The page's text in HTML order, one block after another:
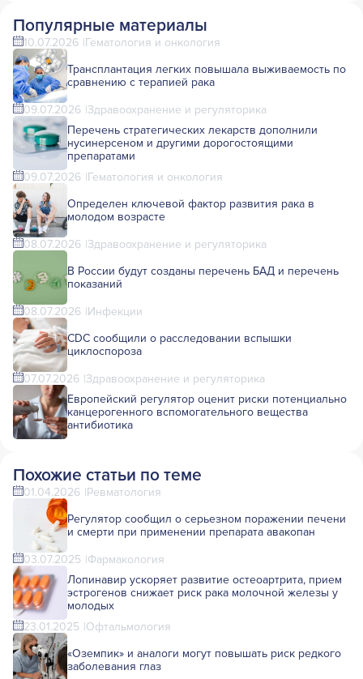
Популярные материалы
10.07.2026 Гематология и онкология
Трансплантация легких повышала выживаемость по
сравнению с терапией рака
09.07.2026 Здравоохранение и регуляторика
Перечень стратегических лекарств дополнили
нусинерсеном и другими дорогостоящими
препаратами
09.07.2026 Гематология и онкология
Определен ключевой фактор развития рака в
молодом возрасте
08.07.2026 Здравоохранение и регуляторика
В России будут созданы перечень БАД и перечень
показаний
08.07.2026 Инфекции
CDC сообщили о расследовании вспышки
циклоспороза
07.07.2026 Здравоохранение и регуляторика
Европейский регулятор оценит риски потенциально
канцерогенного вспомогательного вещества
антибиотика
Похожие статьи по теме
01.04.2026 Ревматология
Регулятор сообщил о серьезном поражении печени
и смерти при применении препарата авакопан
03.07.2025 Фармакология
Лопинавир ускоряет развитие остеоартрита, прием
эстрогенов снижает риск рака молочной железы у
молодых
23.01.2025 Офтальмология
«Оземпик» и аналоги могут повышать риск редкого
заболевания глаз